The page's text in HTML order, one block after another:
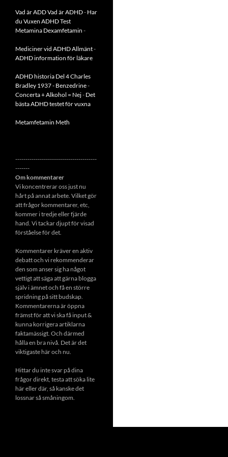
Vad är ADDVad är ADHD- Har
du Vuxen ADHD Test
Metamina Dexamfetamin -
Mediciner vid ADHD Allmänt-
ADHD information för läkare
ADHD historia Del 4 Charles
Bradley 1937 - Benzedrine-
Concerta + Alkohol = Nej- Det
bästa ADHD testet för vuxna
Metamfetamin Meth
----------------------------------------
-------
Om kommentarer
Vi koncentrerar oss just nu
hårt på annat arbete. Vilket gör
att frågor kommentarer, etc,
kommer i tredje eller fjärde
hand. Vi tackar djupt för visad
förståelse för det.
Kommentarer kräver en aktiv
debatt och vi rekommenderar
den som anser sig ha något
vettigt att säga att gärna blogga
själv i ämnet och få en större
spridning på sitt budskap.
Kommentarerna är öppna
främst för att vi ska få input &
kunna korrigera artiklarna
faktamässigt. Och därmed
hålla en bra nivå. Det är det
viktigaste här och nu.
Hittar du inte svar på dina
frågor direkt, testa att söka lite
här eller där, så kanske det
lossnar så småningom.